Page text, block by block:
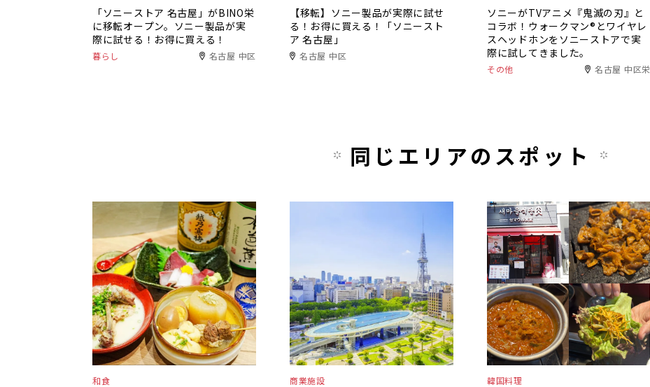
「ソニーストア 名古屋」がBINO栄
に移転オープン。ソニー製品が実
際に試せる！お得に買える！
暮らし 名古屋 中区
【移転】ソニー製品が実際に試せ
る！お得に買える！「ソニースト
ア 名古屋」
名古屋 中区
ソニーがTVアニメ『鬼滅の刃』と
コラボ！ウォークマン®とワイヤレ
スヘッドホンをソニーストアで実
際に試してきました。
その他 名古屋 中区栄
同じエリアのスポット
和食 商業施設 韓国料理